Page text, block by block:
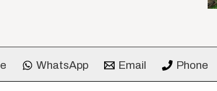
WhatsApp Email Phone